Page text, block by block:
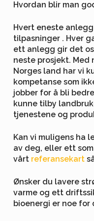
Hvordan blir man
Hvert eneste
tilpasninger . Hver
ett anlegg gir det
neste prosjekt.
Norges land har vi
kompetanse som
jobber for å bli
kunne tilby
tjenestene og
Kan vi muligens ha
av deg, eller ett
vårtreferansekart
Ønsker du lavere
varme og ett
bioenergi er noe for